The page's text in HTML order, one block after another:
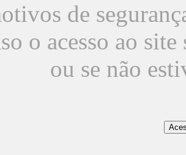
de
o acesso ao
ou se não